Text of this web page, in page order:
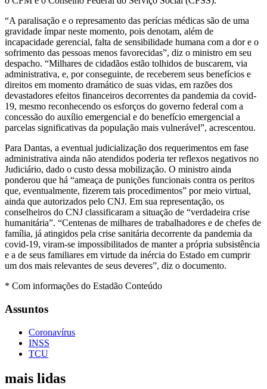
“A paralisação e o represamento das perícias médicas são de uma
gravidade ímpar neste momento, pois denotam, além de
incapacidade gerencial, falta de sensibilidade humana com a dor e o
sofrimento das pessoas menos favorecidas”, diz o ministro em seu
despacho. “Milhares de cidadãos estão tolhidos de buscarem, via
administrativa, e, por conseguinte, de receberem seus benefícios e
direitos em momento dramático de suas vidas, em razões dos
devastadores efeitos financeiros decorrentes da pandemia da covid-
19, mesmo reconhecendo os esforços do governo federal com a
concessão do auxílio emergencial e do benefício emergencial a
parcelas significativas da população mais vulnerável”, acrescentou.
Para Dantas, a eventual judicialização dos requerimentos em fase
administrativa ainda não atendidos poderia ter reflexos negativos no
Judiciário, dado o custo dessa mobilização. O ministro ainda
ponderou que há “ameaça de punições funcionais contra os peritos
que, eventualmente, fizerem tais procedimentos” por meio virtual,
ainda que autorizados pelo CNJ. Em sua representação, os
conselheiros do CNJ classificaram a situação de “verdadeira crise
humanitária”. “Centenas de milhares de trabalhadores e de chefes de
família, já atingidos pela crise sanitária decorrente da pandemia da
covid-19, viram-se impossibilitados de manter a própria subsistência
e a de seus familiares em virtude da inércia do Estado em cumprir
um dos mais relevantes de seus deveres”, diz o documento.
* Com informações do Estadão Conteúdo
Assuntos
Coronavírus
INSS
TCU
mais lidas